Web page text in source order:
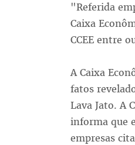
"Referida
Caixa
CCEE entre
A Caixa
fatos
Lava Jato. A
informa que
empresas